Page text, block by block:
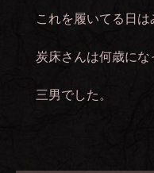
これを履いてる日
炭床さんは何歳にな
三男でした。